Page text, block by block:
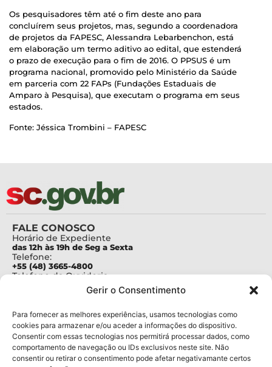
Gerir o Consentimento
Para fornecer as melhores experiências, usamos tecnologias como
cookies para armazenar e/ou aceder a informações do dispositivo.
Consentir com essas tecnologias nos permitirá processar dados, como
comportamento de navegação ou IDs exclusivos neste site. Não
consentir ou retirar o consentimento pode afetar negativamante certos
Os pesquisadores têm até o fim deste ano para
concluírem seus projetos, mas, segundo a coordenadora
de projetos da FAPESC, Alessandra Lebarbenchon, está
em elaboração um termo aditivo ao edital, que estenderá
o prazo de execução para o fim de 2016. O PPSUS é um
programa nacional, promovido pelo Ministério da Saúde
em parceria com 22 FAPs (Fundações Estaduais de
Amparo à Pesquisa), que executam o programa em seus
estados.
Fonte: Jéssica Trombini – FAPESC
FALE CONOSCO
Horário de Expediente
das 12h às 19h de Seg a Sexta
Telefone:
+55 (48) 3665-4800
Telefone da Ouvidoria
Para assuntos relacionados à Pesquisa
pesquisa@fapesc.sc.gov.br
Para assuntos relacionados à Inovação
inovacao@fapesc.sc.gov.br
Para assuntos relacionados à Bolsas
bolsas@fapesc.sc.gov.br